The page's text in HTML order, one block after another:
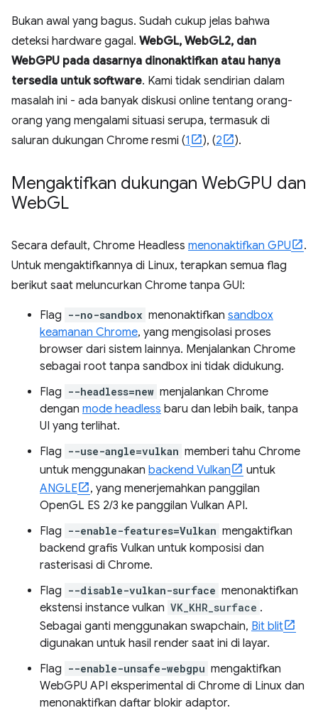
Bukan awal yang bagus. Sudah cukup jelas bahwa
deteksi hardware gagal. WebGL, WebGL2, dan
WebGPU pada dasarnya dinonaktifkan atau hanya
tersedia untuk software. Kami tidak sendirian dalam
masalah ini - ada banyak diskusi online tentang orang-
orang yang mengalami situasi serupa, termasuk di
saluran dukungan Chrome resmi (1 ), (2 ).
Mengaktifkan dukungan WebGPU dan
WebGL
Secara default, Chrome Headless menonaktifkan GPU
.
Untuk mengaktifkannya di Linux, terapkan semua flag
berikut saat meluncurkan Chrome tanpa GUI:
Flag --no-sandbox menonaktifkan sandbox
keamanan Chrome, yang mengisolasi proses
browser dari sistem lainnya. Menjalankan Chrome
sebagai root tanpa sandbox ini tidak didukung.
Flag --headless=new menjalankan Chrome
dengan mode headless baru dan lebih baik, tanpa
UI yang terlihat.
Flag --use-angle=vulkan memberi tahu Chrome
untuk menggunakan backend Vulkan
untuk
ANGLE
, yang menerjemahkan panggilan
OpenGL ES 2/3 ke panggilan Vulkan API.
Flag --enable-features=Vulkan mengaktifkan
backend grafis Vulkan untuk komposisi dan
rasterisasi di Chrome.
Flag --disable-vulkan-surface menonaktifkan
ekstensi instance vulkan VK_KHR_surface .
Sebagai ganti menggunakan swapchain, Bit blit
digunakan untuk hasil render saat ini di layar.
Flag --enable-unsafe-webgpu mengaktifkan
WebGPU API eksperimental di Chrome di Linux dan
menonaktifkan daftar blokir adaptor.